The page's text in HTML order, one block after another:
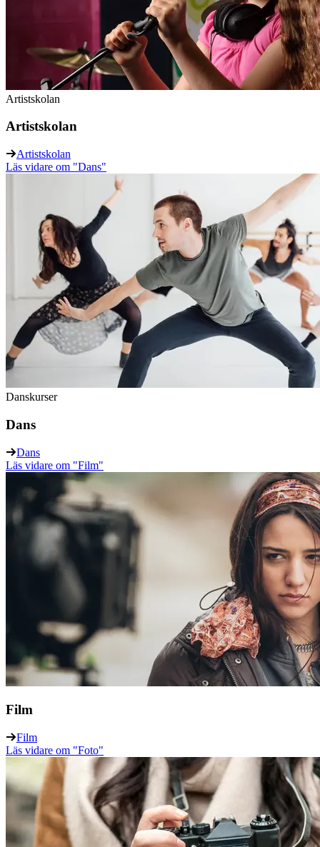
Artistskolan
Artistskolan
Artistskolan
Läs vidare om "Dans"
Danskurser
Dans
Dans
Läs vidare om "Film"
Film
Film
Läs vidare om "Foto"